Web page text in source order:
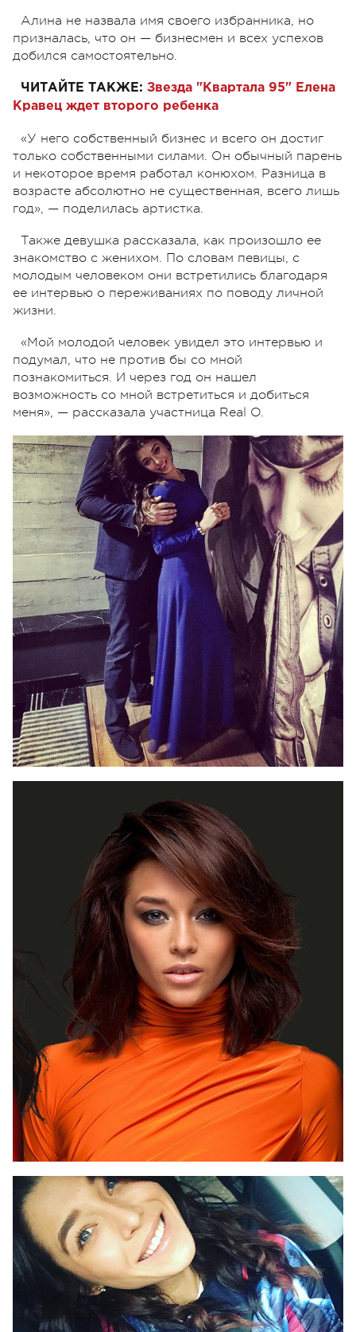
Алина не назвала имя своего избранника, но
призналась, что он — бизнесмен и всех успехов
добился самостоятельно.
ЧИТАЙТЕ ТАКЖЕ: Звезда "Квартала 95" Елена
Кравец ждет второго ребенка
«У него собственный бизнес и всего он достиг
только собственными силами. Он обычный парень
и некоторое время работал конюхом. Разница в
возрасте абсолютно не существенная, всего лишь
год», — поделилась артистка.
Также девушка рассказала, как произошло ее
знакомство с женихом. По словам певицы, с
молодым человеком они встретились благодаря
ее интервью о переживаниях по поводу личной
жизни.
«Мой молодой человек увидел это интервью и
подумал, что не против бы со мной
познакомиться. И через год он нашел
возможность со мной встретиться и добиться
меня», — рассказала участница Real O.